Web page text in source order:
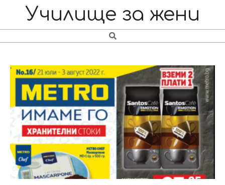
NavigationУчилище за жени
Search